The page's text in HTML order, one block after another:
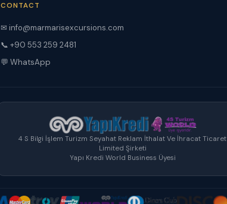
CONTACT
✉ info@marmarisexcursions.com
📞 +90 553 259 2481
💬 WhatsApp
4 S Bilgi İşlem Turizm Seyahat Reklam İthalat Ve İhracat Ticaret
Limited Şirketi
Yapı Kredi World Business Üyesi